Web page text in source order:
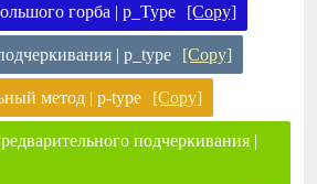
горба | p_Type [Copy]
| p_type [Copy]
метод | p-type [Copy]
подчеркивания |